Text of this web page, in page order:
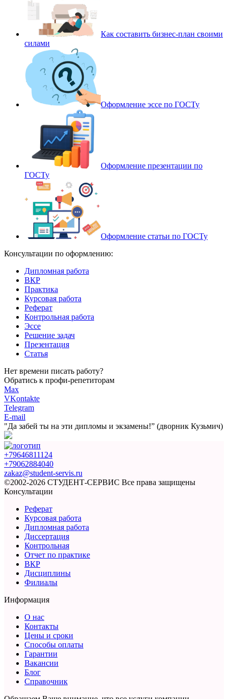
Как составить бизнес-план своими
силами
Оформление эссе по ГОСТу
Оформление презентации по
ГОСТу
Оформление статьи по ГОСТу
Консультации по оформлению:
Дипломная работа
ВКР
Практика
Курсовая работа
Реферат
Контрольная работа
Эссе
Решение задач
Презентация
Статья
Нет времени писать работу?
Обратись к профи-репетиторам
Max
VKontakte
Telegram
E-mail
"Да забей ты на эти дипломы и экзамены!” (дворник Кузьмич)
+79646811124
+79062884040
zakaz@student-servis.ru
©2002-2026 СТУДЕНТ-СЕРВИС Все права защищены
Консультации
Реферат
Курсовая работа
Дипломная работа
Диссертация
Контрольная
Отчет по практике
ВКР
Дисциплины
Филиалы
Информация
О нас
Контакты
Цены и сроки
Способы оплаты
Гарантии
Вакансии
Блог
Справочник